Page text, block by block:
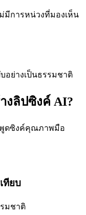
มีการหน่วงที่มองเห็น
อย่างเป็นธรรมชาติ
งลิปซิงค์ AI?
พูดซิงค์คุณภาพมือ
ทียบ
มชาติ